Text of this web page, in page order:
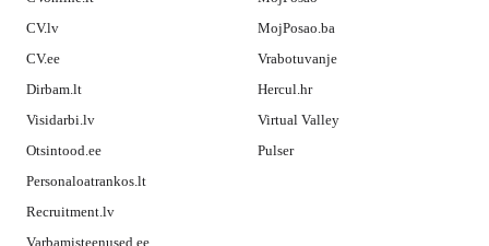
CV.lv
CV.ee
Dirbam.lt
Visidarbi.lv
Otsintood.ee
Personaloatrankos.lt
Recruitment.lv
Varbamisteenused.ee
MojPosao.ba
Vrabotuvanje
Hercul.hr
Virtual Valley
Pulser